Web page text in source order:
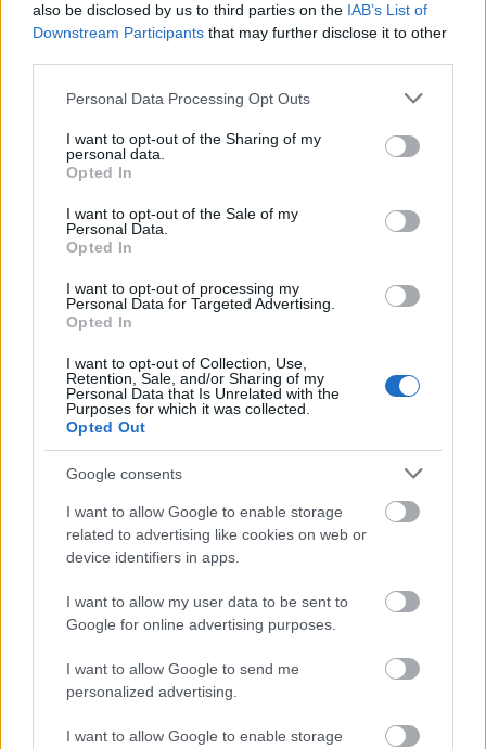
also be disclosed by us to third parties on the IAB’s List of
Downstream Participants that may further disclose it to other
Please note that this website/app uses one or more Google
not limited to your visit or usage behaviour. You may click to
grant or deny consent to Google and its third-party tags to
use your data for below specified purposes in below Google
consent section.
Personal Data Processing Opt Outs
I want to opt-out of the Sharing of my
personal data.
Opted In
I want to opt-out of the Sale of my
Personal Data.
Opted In
I want to opt-out of processing my
Personal Data for Targeted Advertising.
Opted In
I want to opt-out of Collection, Use,
Retention, Sale, and/or Sharing of my
Personal Data that Is Unrelated with the
Purposes for which it was collected.
Opted Out
Google consents
I want to allow Google to enable storage
related to advertising like cookies on web or
device identifiers in apps.
I want to allow my user data to be sent to
Google for online advertising purposes.
I want to allow Google to send me
personalized advertising.
I want to allow Google to enable storage
vécé, valamint klassz lakóház egy 160
éves szeszgyárból és egy 86 éves
Tudtad, hogy a buszokon a Bőrönd Ödön
dallama honnan van? Itt a válasz!
Ilyen főpolgármestert szeretnétek
magatoknak
Lakóparki ház, amit az ingatlanos szerint
Ybl és Makovecz együtt tervezett.
Nappaliba épített sziklatömb, kínai
katona mint kerti törpe és lakásnak árult
kripta az ingatlansalátában
A Kodály Köröndön már a tűz előtt is
botrányos volt a helyzet
Szólj hozzá!